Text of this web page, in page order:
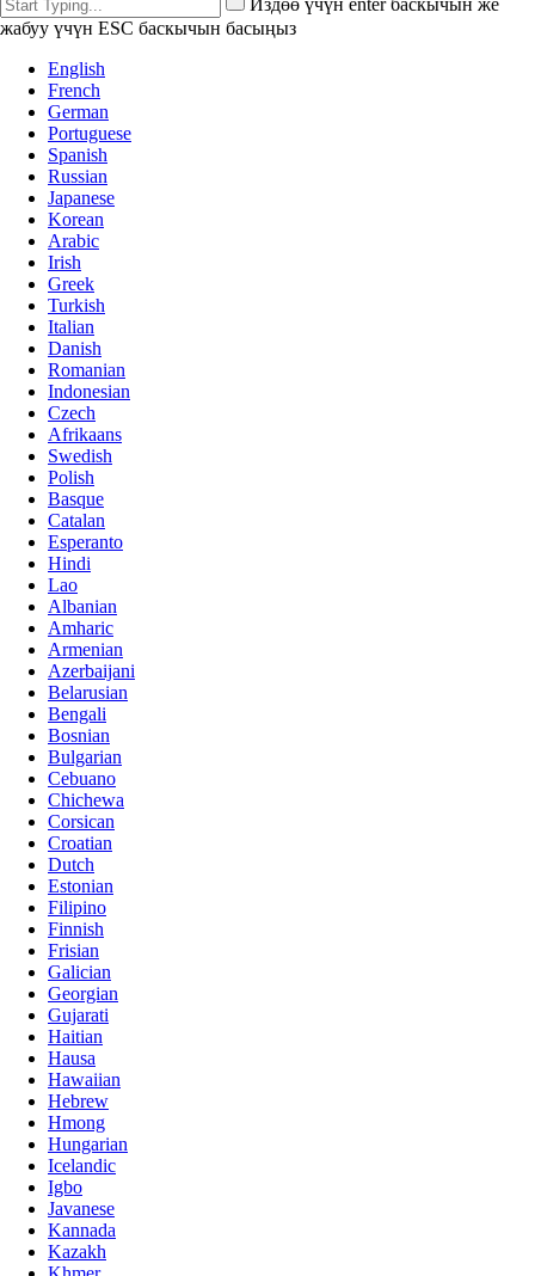
Издөө үчүн enter баскычын же
жабуу үчүн ESC баскычын басыңыз
English
French
German
Portuguese
Spanish
Russian
Japanese
Korean
Arabic
Irish
Greek
Turkish
Italian
Danish
Romanian
Indonesian
Czech
Afrikaans
Swedish
Polish
Basque
Catalan
Esperanto
Hindi
Lao
Albanian
Amharic
Armenian
Azerbaijani
Belarusian
Bengali
Bosnian
Bulgarian
Cebuano
Chichewa
Corsican
Croatian
Dutch
Estonian
Filipino
Finnish
Frisian
Galician
Georgian
Gujarati
Haitian
Hausa
Hawaiian
Hebrew
Hmong
Hungarian
Icelandic
Igbo
Javanese
Kannada
Kazakh